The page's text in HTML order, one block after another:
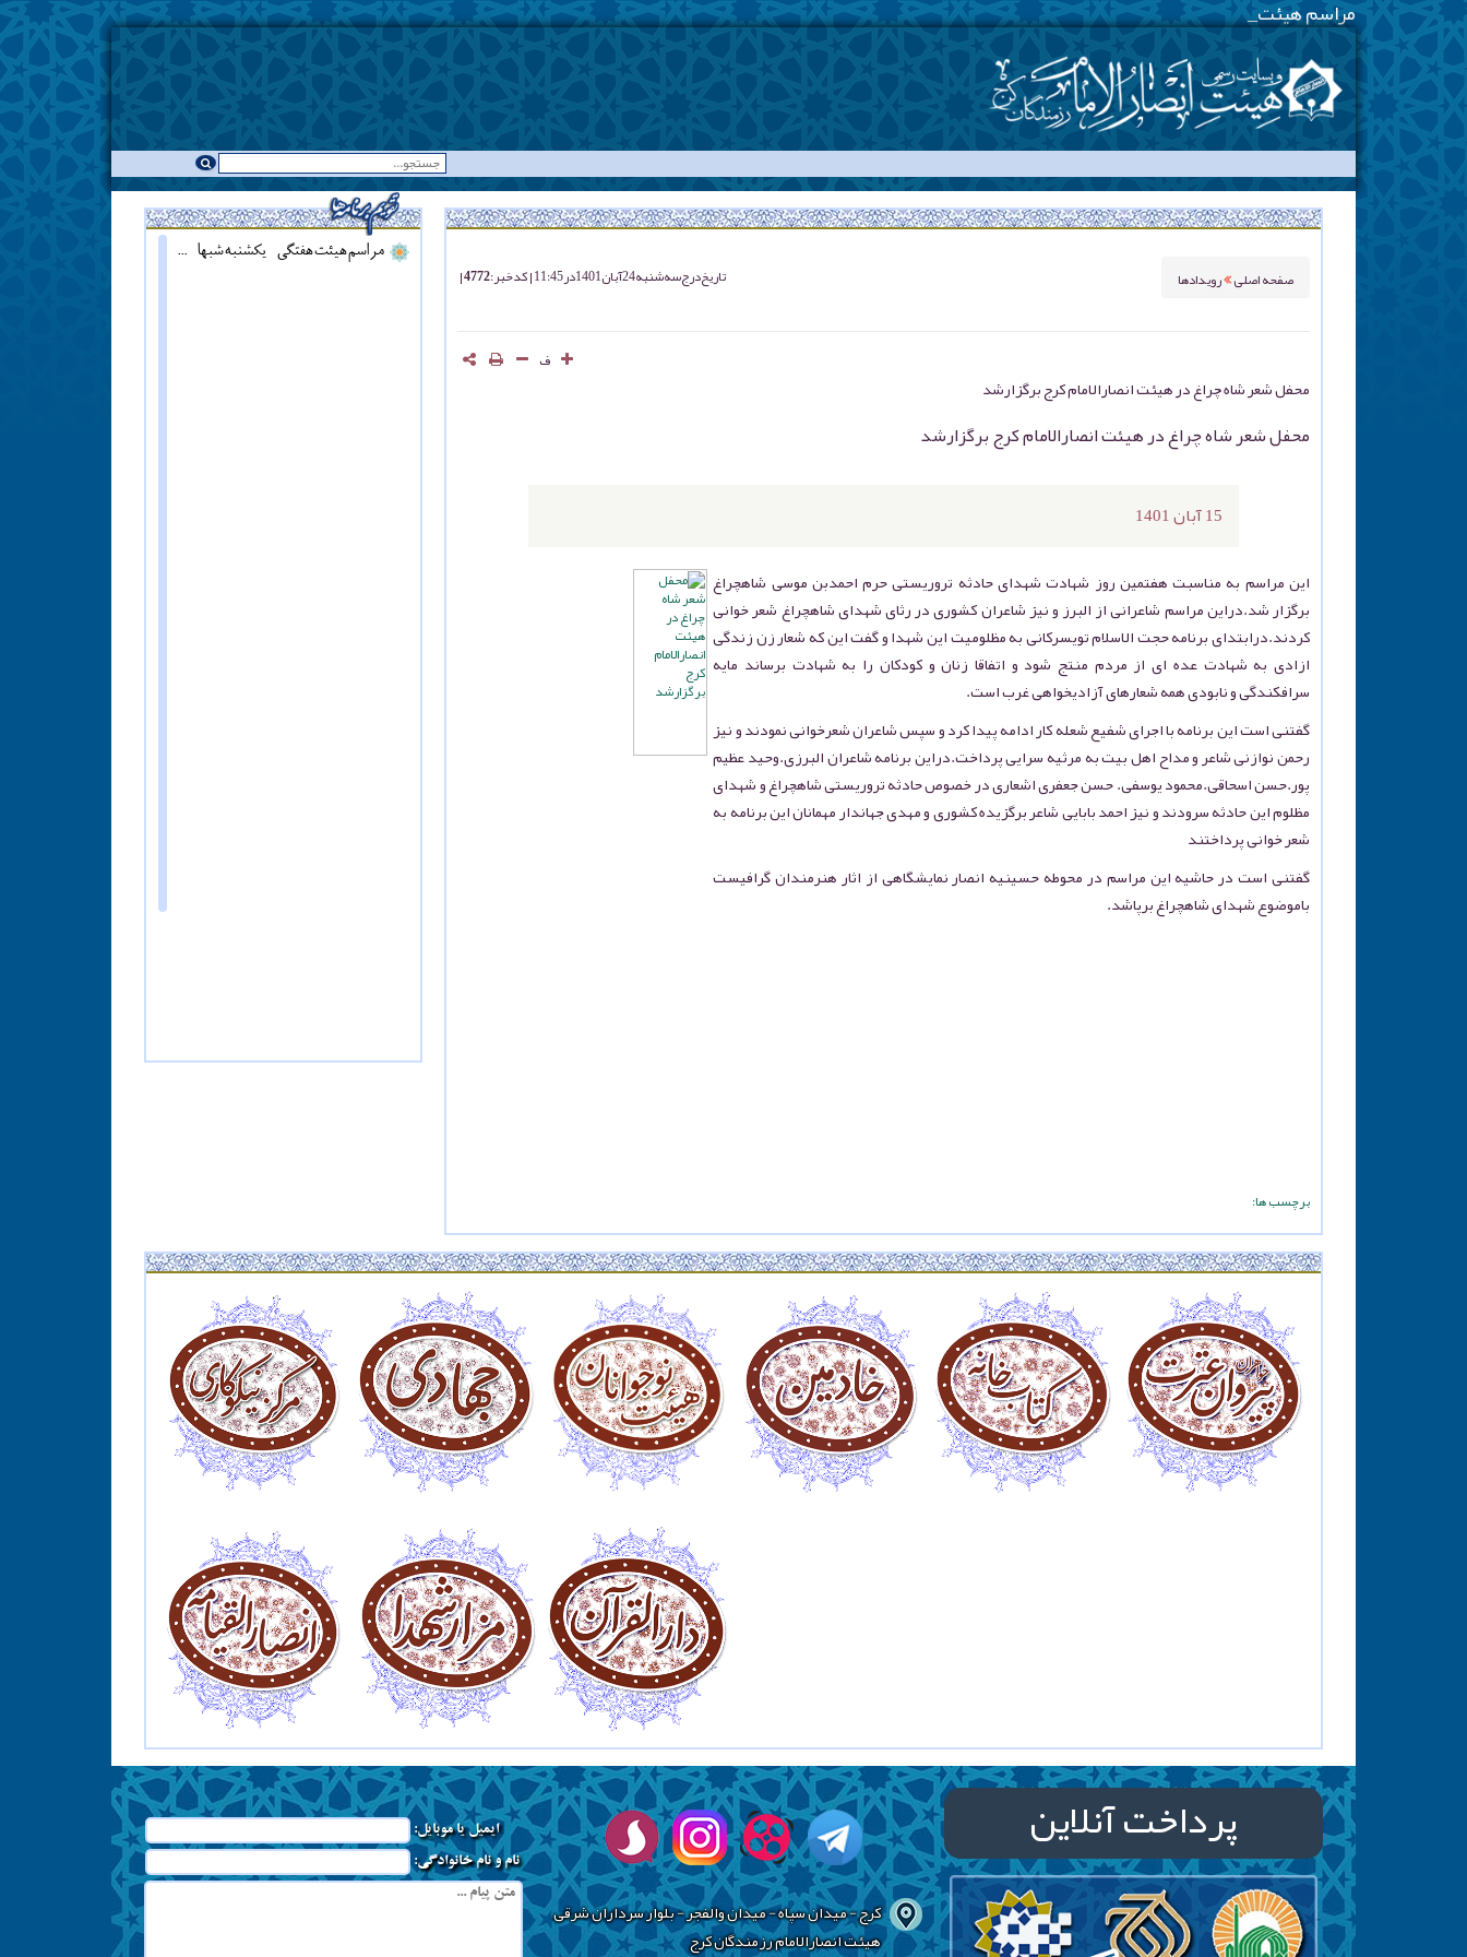
مراسم هیئت هفتگی - یک-
صفحه اصلی رویدادها تاریخ درجسه شنبه 24 آبان 1401 در 11:45 کد خبر : 4772
ف
محفل شعر شاه چراغ در هیئت انصارالامام کرج برگزارشد
محفل شعر شاه چراغ در هیئت انصارالامام کرج برگزارشد
15 آبان 1401
این مراسم به مناسبت هفتمین روز شهادت شهدای حادثه تروریستی حرم احمدبن موسی شاهچراغ
برگزار شد.دراین مراسم شاعرانی از البرز و نیز شاعران کشوری در رثای شهدای شاهچراغ شعر خوانی
کردند.درابتدای برنامه حجت الاسلام تویسرکانی به مظلومیت این شهدا و گفت این که شعار زن زندگی
ازادی به شهادت عده ای از مردم منتج شود و اتفاقا زنان و کودکان را به شهادت برساند مایه
سرافکندگی و نابودی همه شعارهای آزادیخواهی غرب است.
گفتنی است این برنامه با اجرای شفیع شعله کار ادامه پیدا کرد و سپس شاعران شعرخوانی نمودند و نیز
رحمن نوازنی شاعر و مداح اهل بیت به مرثیه سرایی پرداخت.دراین برنامه شاعران البرزی.وحید عظیم
پور.حسن اسحاقی.محمود یوسفی. حسن جعفری اشعاری در خصوص حادثه تروریستی شاهچراغ و شهدای
مظلوم این حادثه سرودند و نیز احمد بابایی شاعر برگزیده کشوری و مهدی جهاندار مهمانان این برنامه به
شعر خوانی پرداختند
گفتنی است در حاشیه این مراسم در محوطه حسینیه انصار نمایشگاهی از اثار هنرمندان گرافیست
باموضوع شهدای شاهچراغ برپاشد.
برچسب ها:
مراسم هیئت هفتگی - یکشنبه شبها - همزمان با نماز مغرب ::: قرائت دعای آل یاسین - پنج شنبه ها قبل از اذان مغرب ::: همه روزه نماز جماعت مغرب و عشاء برگزار میشود
پرداخت آنلاین
کرج - میدان سپاه - میدان والفجر - بلوار سرداران شرقی
هیئت انصارالامام رزمندگان کرج
ایمیل یا موبایل:
نام و نام خانوادگی: